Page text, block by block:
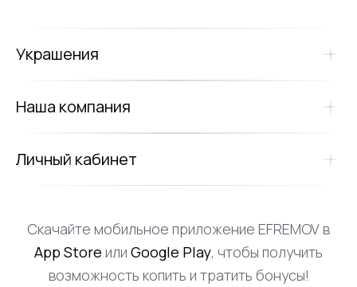
Украшения
Наша компания
Личный кабинет
Скачайте мобильное приложение EFREMOV в
App Store или Google Play, чтобы получить
возможность копить и тратить бонусы!